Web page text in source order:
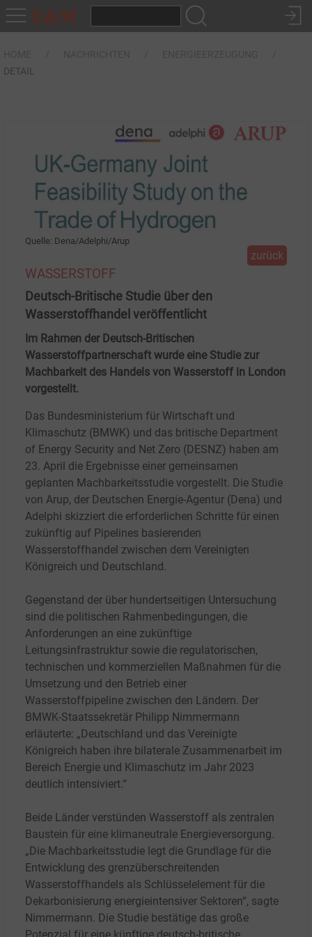
DETAIL
Quelle: Dena/Adelphi/Arup
zurück
WASSERSTOFF
Deutsch-Britische Studie über den
Wasserstoffhandel veröffentlicht
Im Rahmen der Deutsch-Britischen
Wasserstoffpartnerschaft wurde eine Studie zur
Machbarkeit des Handels von Wasserstoff in London
vorgestellt.
Das Bundesministerium für Wirtschaft und
Klimaschutz (BMWK) und das britische Department
of Energy Security and Net Zero (DESNZ) haben am
23. April die Ergebnisse einer gemeinsamen
geplanten Machbarkeitsstudie vorgestellt. Die Studie
von Arup, der Deutschen Energie-Agentur (Dena) und
Adelphi skizziert die erforderlichen Schritte für einen
zukünftig auf Pipelines basierenden
Wasserstoffhandel zwischen dem Vereinigten
Königreich und Deutschland.
Gegenstand der über hundertseitigen Untersuchung
sind die politischen Rahmenbedingungen, die
Anforderungen an eine zukünftige
Leitungsinfrastruktur sowie die regulatorischen,
technischen und kommerziellen Maßnahmen für die
Umsetzung und den Betrieb einer
Wasserstoffpipeline zwischen den Ländern. Der
BMWK-Staatssekretär Philipp Nimmermann
erläuterte: „Deutschland und das Vereinigte
Königreich haben ihre bilaterale Zusammenarbeit im
Bereich Energie und Klimaschutz im Jahr 2023
deutlich intensiviert.“
Beide Länder verstünden Wasserstoff als zentralen
Baustein für eine klimaneutrale Energieversorgung.
„Die Machbarkeitsstudie legt die Grundlage für die
Entwicklung des grenzüberschreitenden
Wasserstoffhandels als Schlüsselelement für die
Dekarbonisierung energieintensiver Sektoren“, sagte
Nimmermann. Die Studie bestätige das große